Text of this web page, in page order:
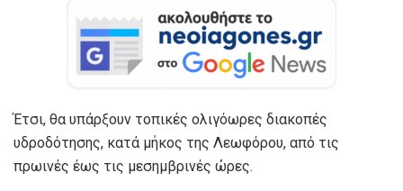
Έτσι, θα υπάρξουν τοπικές ολιγόωρες διακοπές
υδροδότησης, κατά μήκος της Λεωφόρου, από τις
πρωινές έως τις μεσημβρινές ώρες.